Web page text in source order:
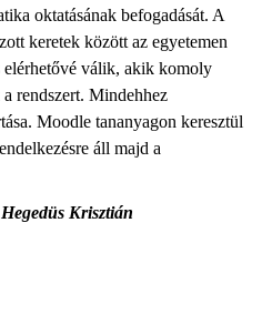
oktatásának befogadását. A
keretek között az egyetemen
elérhetővé válik, akik komoly
rendszert. Mindehhez
Moodle tananyagon keresztül
áll majd a
Krisztián